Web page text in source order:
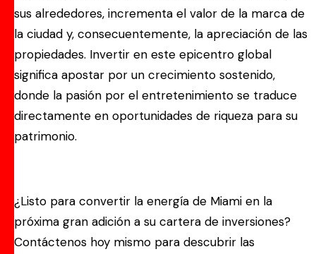
sus alrededores, incrementa el valor de la marca de
la ciudad y, consecuentemente, la apreciación de las
propiedades. Invertir en este epicentro global
significa apostar por un crecimiento sostenido,
donde la pasión por el entretenimiento se traduce
directamente en oportunidades de riqueza para su
patrimonio.
¿Listo para convertir la energía de Miami en la
próxima gran adición a su cartera de inversiones?
Contáctenos hoy mismo para descubrir las